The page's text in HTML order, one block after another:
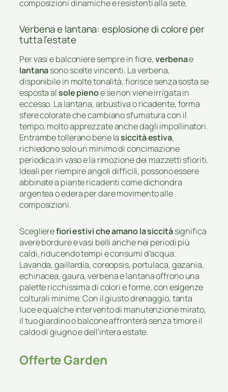
composizioni dinamiche e resistenti alla sete.
Verbena e lantana: esplosione di colore per
tutta l’estate
Per vasi e balconiere sempre in fiore,verbenae
lantanasono scelte vincenti. La verbena,
disponibile in molte tonalità, fiorisce senza sosta se
esposta alsole pienoe se non viene irrigata in
eccesso. La lantana, arbustiva o ricadente, forma
sfere colorate che cambiano sfumatura con il
tempo, molto apprezzate anche dagli impollinatori.
Entrambe tollerano bene lasiccità estiva,
richiedono solo un minimo di concimazione
periodica in vaso e la rimozione dei mazzetti sfioriti.
Ideali per riempire angoli difficili, possono essere
abbinate a piante ricadenti come dichondra
argentea o edera per dare movimento alle
composizioni.
Sceglierefiori estivi che amano la siccitàsignifica
avere bordure e vasi belli anche nei periodi più
caldi, riducendo tempi e consumi d’acqua.
Lavanda, gaillardia, coreopsis, portulaca, gazania,
echinacea, gaura, verbena e lantana offrono una
palette ricchissima di colori e forme, con esigenze
colturali minime. Con il giusto drenaggio, tanta
luce e qualche intervento di manutenzione mirato,
il tuo giardino o balcone affronterà senza timore il
caldo di giugno e dell’intera estate.
Offerte Garden